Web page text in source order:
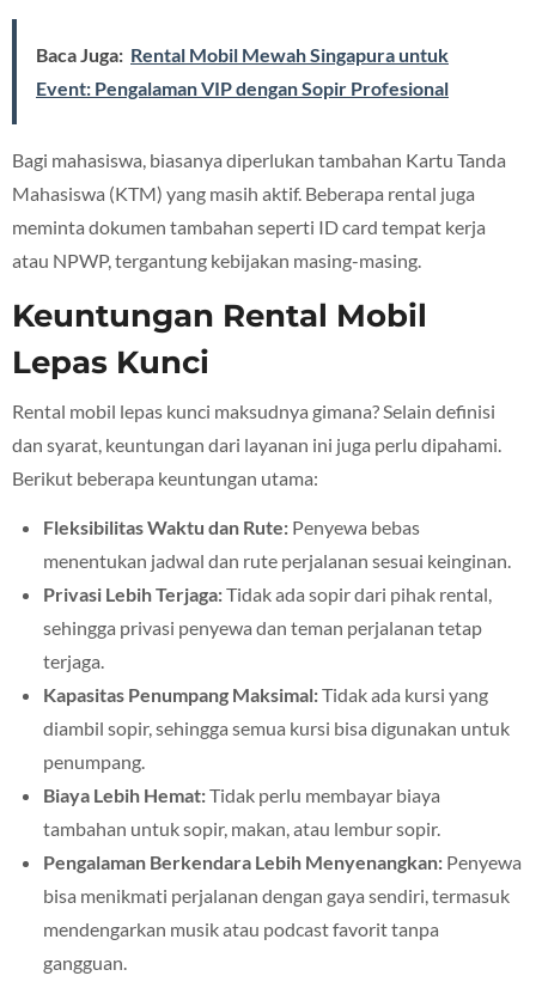
Baca Juga: Rental Mobil Mewah Singapura untuk
Event: Pengalaman VIP dengan Sopir Profesional
Bagi mahasiswa, biasanya diperlukan tambahan Kartu Tanda
Mahasiswa (KTM) yang masih aktif. Beberapa rental juga
meminta dokumen tambahan seperti ID card tempat kerja
atau NPWP, tergantung kebijakan masing-masing.
Keuntungan Rental Mobil
Lepas Kunci
Rental mobil lepas kunci maksudnya gimana? Selain definisi
dan syarat, keuntungan dari layanan ini juga perlu dipahami.
Berikut beberapa keuntungan utama:
Fleksibilitas Waktu dan Rute: Penyewa bebas
menentukan jadwal dan rute perjalanan sesuai keinginan.
Privasi Lebih Terjaga:Tidak ada sopir dari pihak rental,
sehingga privasi penyewa dan teman perjalanan tetap
terjaga.
Kapasitas Penumpang Maksimal:Tidak ada kursi yang
diambil sopir, sehingga semua kursi bisa digunakan untuk
penumpang.
Biaya Lebih Hemat:Tidak perlu membayar biaya
tambahan untuk sopir, makan, atau lembur sopir.
Pengalaman Berkendara Lebih Menyenangkan: Penyewa
bisa menikmati perjalanan dengan gaya sendiri, termasuk
mendengarkan musik atau podcast favorit tanpa
gangguan.